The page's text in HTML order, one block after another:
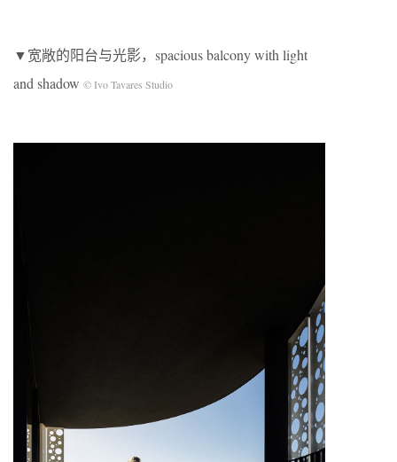
▼宽敞的阳台与光影，spacious balcony with light
and shadow © Ivo Tavares Studio